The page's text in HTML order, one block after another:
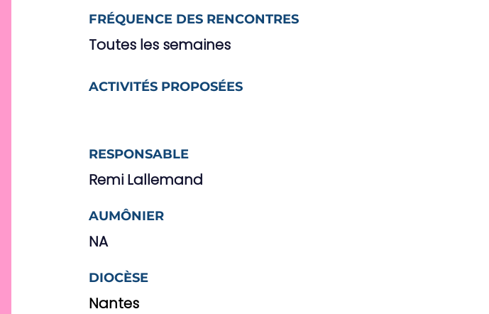
FRÉQUENCE DES RENCONTRES
Toutes les semaines
ACTIVITÉS PROPOSÉES
RESPONSABLE
Remi Lallemand
AUMÔNIER
NA
DIOCÈSE
Nantes